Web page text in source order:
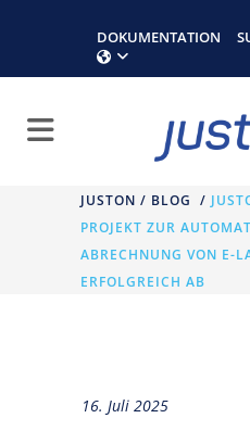
DOKUMENTATION
JUSTON / BLOG /
ROJEKT ZUR
BRECHNUNG VON E-
RFOLGREICH AB
16. Juli 2025